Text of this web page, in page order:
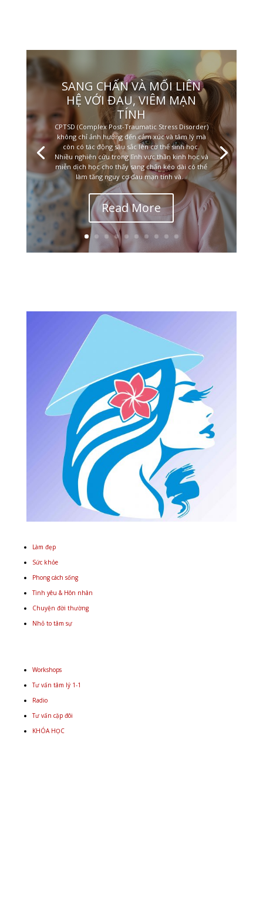
SANG CHẤN VÀ MỐI LIÊN
HỆ VỚI ĐAU, VIÊM MẠN
TÍNH
CPTSD (Complex Post-Traumatic Stress Disorder)
không chỉ ảnh hưởng đến cảm xúc và tâm lý mà
còn có tác động sâu sắc lên cơ thể sinh học.
Nhiều nghiên cứu trong lĩnh vực thần kinh học và
miễn dịch học cho thấy sang chấn kéo dài có thể
làm tăng nguy cơ đau mạn tính và...
Read More
Làm đẹp
Sức khỏe
Phong cách sống
Tình yêu & Hôn nhân
Chuyện đời thường
Nhỏ to tâm sự
Workshops
Tư vấn tâm lý 1-1
Radio
Tư vấn cặp đôi
KHÓA HỌC